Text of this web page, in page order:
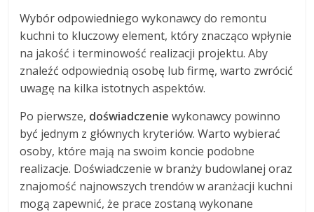
Wybór odpowiedniego wykonawcy do remontu
kuchni to kluczowy element, który znacząco wpłynie
na jakość i terminowość realizacji projektu. Aby
znaleźć odpowiednią osobę lub firmę, warto zwrócić
uwagę na kilka istotnych aspektów.
Po pierwsze, doświadczenie wykonawcy powinno
być jednym z głównych kryteriów. Warto wybierać
osoby, które mają na swoim koncie podobne
realizacje. Doświadczenie w branży budowlanej oraz
znajomość najnowszych trendów w aranżacji kuchni
mogą zapewnić, że prace zostaną wykonane